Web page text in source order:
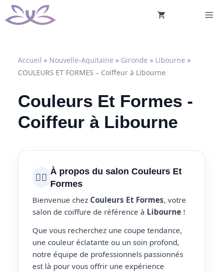
Aller
au
Accueil » Nouvelle-Aquitaine » Gironde » Libourne »
COULEURS ET FORMES – Coiffeur à Libourne
Couleurs Et Formes -
Coiffeur à Libourne
💇‍♀️ À propos du salon Couleurs Et
Formes
Bienvenue chez Couleurs Et Formes, votre
salon de coiffure de référence à Libourne !
Que vous recherchez une coupe tendance,
une couleur éclatante ou un soin profond,
notre équipe de professionnels passionnés
est là pour vous offrir une expérience